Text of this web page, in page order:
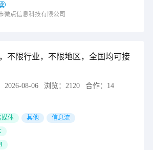
微点信息科技有限公司
不限行业，不限地区，全国均可接
2026-08-06 浏览： 2120 合作： 14
媒体 其他 信息流